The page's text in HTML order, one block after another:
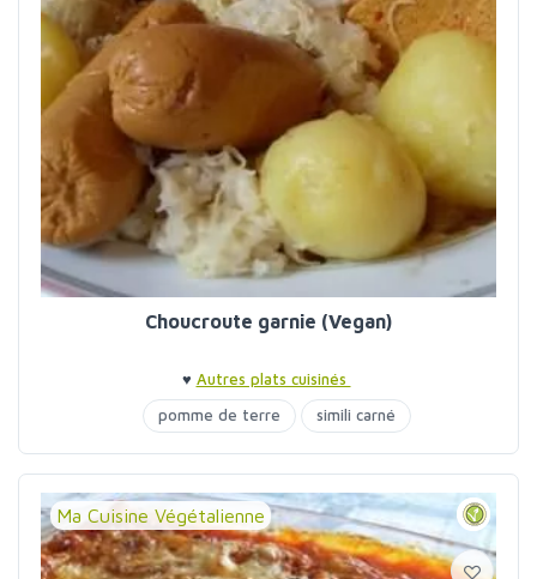
Choucroute garnie (Vegan)
♥ Autres plats cuisinés
pomme de terre
simili carné
Ma Cuisine Végétalienne